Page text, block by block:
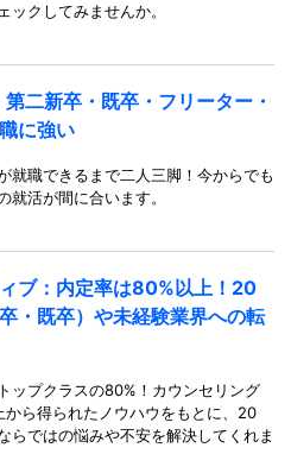
ックしてみませんか。
二新卒・既卒・フリーター・
に強い
就職できるまで二人三脚！今からでも
就活が間に合います。
ブ：内定率は80%以上！20
・既卒）や未経験業界への転
ップクラスの80%！カウンセリング
から得られたノウハウをもとに、20
らではの悩みや不安を解決してくれま